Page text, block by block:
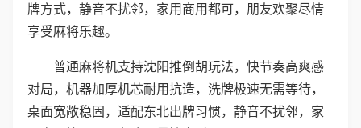
牌方式，静音不扰邻，家用商用都可，朋友欢聚尽情
享受麻将乐趣。
普通麻将机支持沈阳推倒胡玩法，快节奏高爽感
对局，机器加厚机芯耐用抗造，洗牌极速无需等待，
桌面宽敞稳固，适配东北出牌习惯，静音不扰邻，家